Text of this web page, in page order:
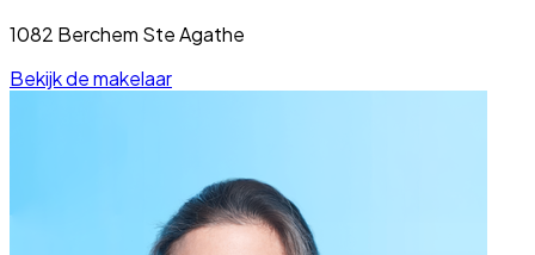
1082 Berchem Ste Agathe
Bekijk de makelaar